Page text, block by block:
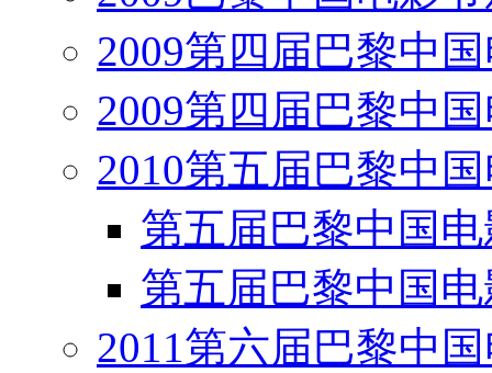
2009第四届巴黎中
2009第四届巴黎中
2010第五届巴黎中
第五届巴黎中国
第五届巴黎中国
2011第六届巴黎中